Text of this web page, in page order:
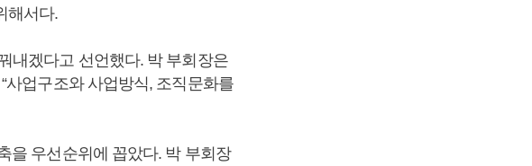
해서다.
내겠다고 선언했다. 박 부회장은
사업구조와 사업방식, 조직문화를
을 우선순위에 꼽았다. 박 부회장